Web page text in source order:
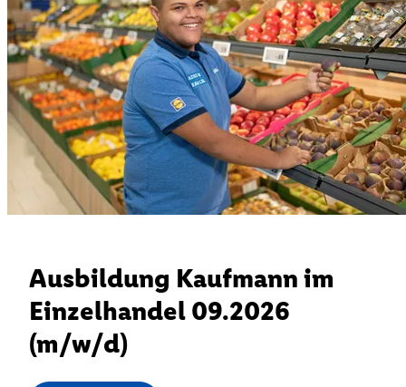
Ausbildung Kaufmann im
Einzelhandel 09.2026
(m/w/d)